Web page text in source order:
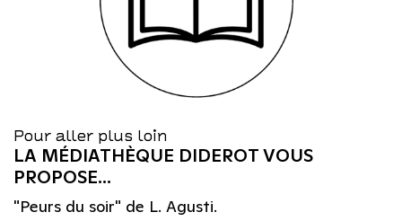
Pour aller plus loin
LA MÉDIATHÈQUE DIDEROT VOUS
PROPOSE...
"Peurs du soir" de L. Agusti.